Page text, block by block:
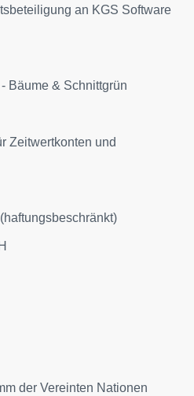
an KGS Software
Bäume & Schnittgrün
Zeitwertkonten und
der Vereinten Nationen